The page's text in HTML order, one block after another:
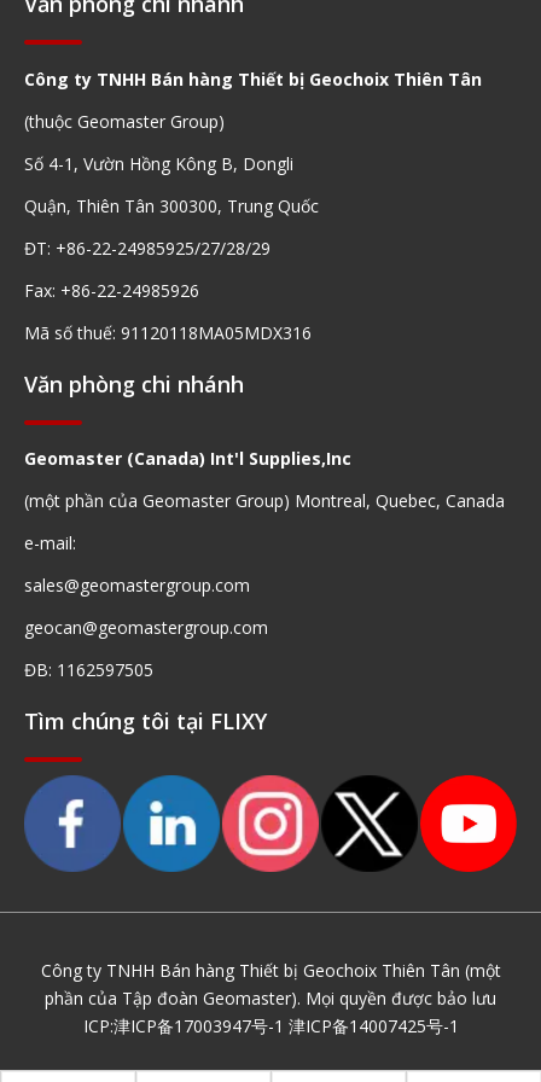
Công ty TNHH Bán hàng Thiết bị Geochoix Thiên Tân
(thuộc Geomaster Group)
Số 4-1, Vườn Hồng Kông B, Dongli
Quận, Thiên Tân 300300, Trung Quốc
ĐT: +86-22-24985925/27/28/29
Fax: +86-22-24985926
Mã số thuế: 91120118MA05MDX316
Văn phòng chi nhánh
Geomaster (Canada) Int'l Supplies,Inc
(một phần của Geomaster Group) Montreal, Quebec, Canada
e-mail:
sales@geomastergroup.com
geocan@geomastergroup.com
ĐB: 1162597505
Tìm chúng tôi tại FLIXY
Công ty TNHH Bán hàng Thiết bị Geochoix Thiên Tân (một
phần của Tập đoàn Geomaster). Mọi quyền được bảo lưu
ICP:津ICP备17003947号-1 津ICP备14007425号-1